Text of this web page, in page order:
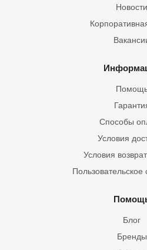
Новости
Способы
Условия
Условия
Пользовательское
Блог
Бренды